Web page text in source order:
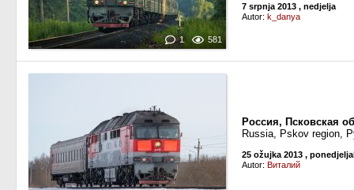
1 581
7 srpnja 2013 , nedjelja
Autor: k_danya
Россия, Псковская
Russia, Pskov region,
25 ožujka 2013 ,
Autor: Виталий